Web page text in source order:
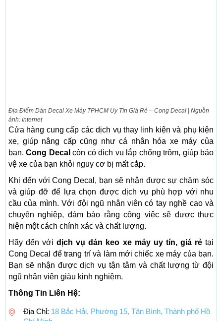
Địa Điểm Dán Decal Xe Máy TPHCM Uy Tín Giá Rẻ – Cong Decal | Nguồn
ảnh: Internet
Cửa hàng cung cấp các dịch vụ thay linh kiện và phụ kiện
xe, giúp nâng cấp cũng như cá nhân hóa xe máy của
bạn.Cong Decalcòn có dịch vụ lắp chống trộm, giúp bảo
vệ xe của bạn khỏi nguy cơ bị mất cắp.
Khi đến với Cong Decal, bạn sẽ nhận được sự chăm sóc
và giúp đỡ để lựa chọn được dịch vụ phù hợp với nhu
cầu của mình. Với đội ngũ nhân viên có tay nghề cao và
chuyên nghiệp, đảm bảo rằng công việc sẽ được thực
hiện một cách chính xác và chất lượng.
Hãy đến vớidịch vụ dán keo xe máy uy tín, giá rẻtại
Cong Decal để trang trí và làm mới chiếc xe máy của bạn.
Bạn sẽ nhận được dịch vụ tận tâm và chất lượng từ đội
ngũ nhân viên giàu kinh nghiệm.
Thông Tin Liên Hệ:
Địa Chỉ: 18 Bắc Hải, Phường 15, Tân Bình, Thành phố Hồ